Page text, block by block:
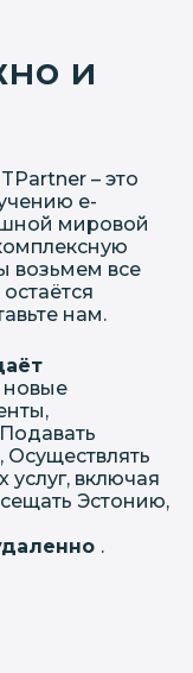
и
– это
е-
мировой
возьмем все
нам.
новые
Осуществлять
включая
Эстонию,
.